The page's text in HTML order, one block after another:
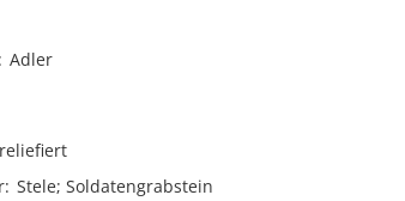
Adler
reliefiert
Stele; Soldatengrabstein